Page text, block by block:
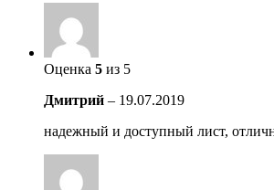
Оценка 5 из 5
Дмитрий – 19.07.2019
надежный и доступный лист,